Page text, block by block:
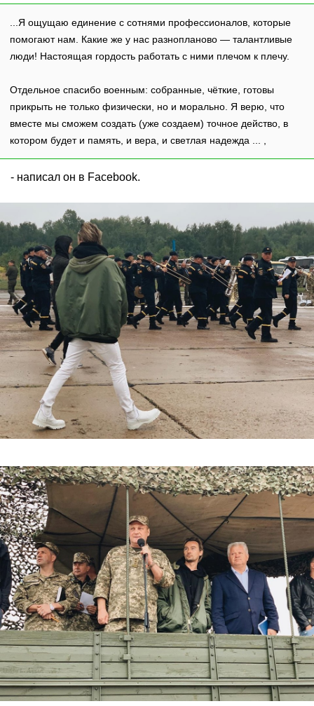
...Я ощущаю единение с сотнями профессионалов, которые
помогают нам. Какие же у нас разнопланово — талантливые
люди! Настоящая гордость работать с ними плечом к плечу.
Отдельное спасибо военным: собранные, чёткие, готовы
прикрыть не только физически, но и морально. Я верю, что
вместе мы сможем создать (уже создаем) точное действо, в
котором будет и память, и вера, и светлая надежда ... ,
- написал он в Facebook.